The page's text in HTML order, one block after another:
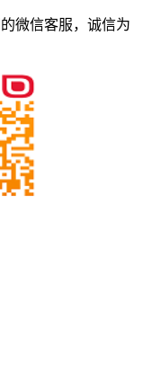
微信客服，诚信为